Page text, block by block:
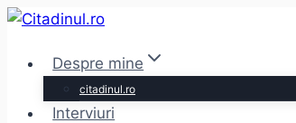
Skip
contentDespre mine
citadinul.ro
Interviuri